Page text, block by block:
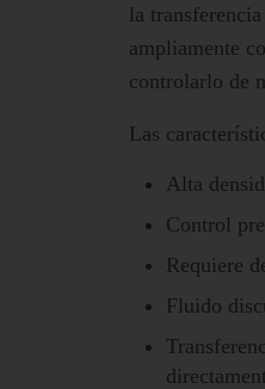
la
ampliamente
controlarlo de
Las
Alta
Control
Requiere
Fluido